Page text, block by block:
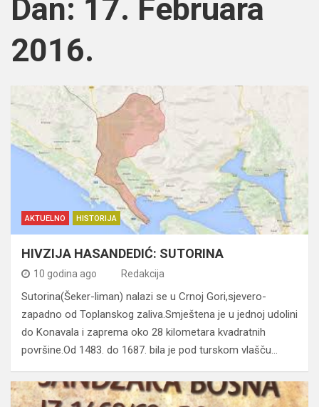
Dan: 17. Februara
2016.
AKTUELNO HISTORIJA
HIVZIJA HASANDEDIĆ: SUTORINA
10 godina ago Redakcija
Sutorina(Šeker-liman) nalazi se u Crnoj Gori,sjevero-
zapadno od Toplanskog zaliva.Smještena je u jednoj udolini
do Konavala i zaprema oko 28 kilometara kvadratnih
površine.Od 1483. do 1687. bila je pod turskom vlašču…